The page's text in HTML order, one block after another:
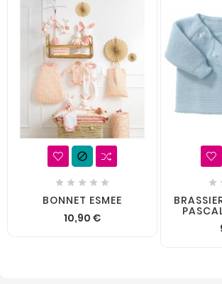

    
BONNET ESMEE
10,90 €
